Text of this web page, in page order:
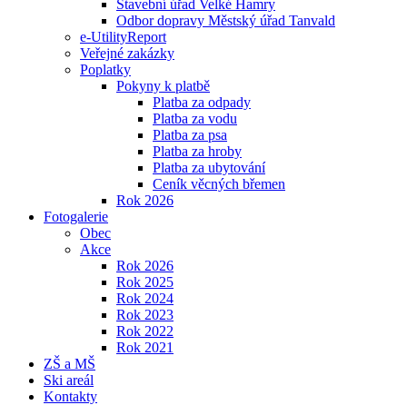
Stavební úřad Velké Hamry
Odbor dopravy Městský úřad Tanvald
e-UtilityReport
Veřejné zakázky
Poplatky
Pokyny k platbě
Platba za odpady
Platba za vodu
Platba za psa
Platba za hroby
Platba za ubytování
Ceník věcných břemen
Rok 2026
Fotogalerie
Obec
Akce
Rok 2026
Rok 2025
Rok 2024
Rok 2023
Rok 2022
Rok 2021
ZŠ a MŠ
Ski areál
Kontakty